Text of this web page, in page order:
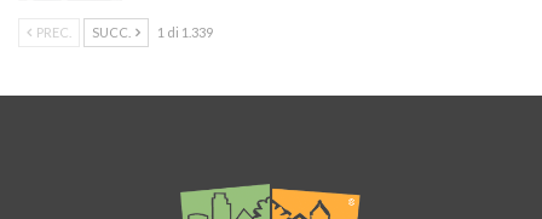
PREC. SUCC. 1 di 1.339